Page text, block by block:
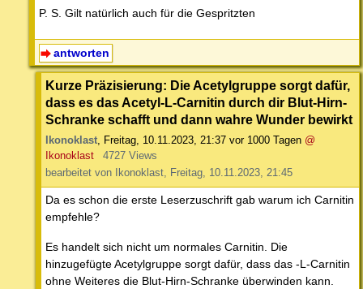
P. S. Gilt natürlich auch für die Gespritzten
antworten
Kurze Präzisierung: Die Acetylgruppe sorgt dafür,
dass es das Acetyl-L-Carnitin durch dir Blut-Hirn-
Schranke schafft und dann wahre Wunder bewirkt
Ikonoklast, Freitag, 10.11.2023, 21:37 vor 1000 Tagen @
Ikonoklast
4727 Views
bearbeitet von Ikonoklast, Freitag, 10.11.2023, 21:45
Da es schon die erste Leserzuschrift gab warum ich Carnitin
empfehle?
Es handelt sich nicht um normales Carnitin. Die
hinzugefügte Acetylgruppe sorgt dafür, dass das -L-Carnitin
ohne Weiteres die Blut-Hirn-Schranke überwinden kann.